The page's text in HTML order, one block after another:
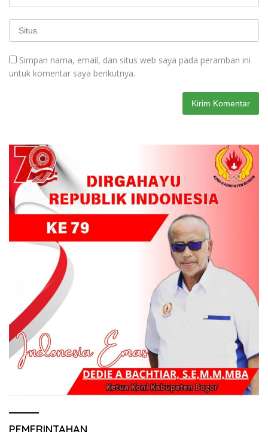
Simpan nama, email, dan situs web saya pada peramban ini
untuk komentar saya berikutnya.
PEMERINTAHAN